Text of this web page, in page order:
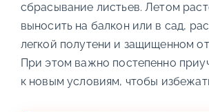
сбрасывание листьев. Летом
выносить на балкон или в сад,
легкой полутени и защищенном
При этом важно постепенно
к новым условиям, чтобы